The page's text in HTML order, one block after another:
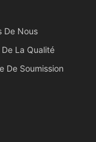
De Nous
La Qualité
De Soumission